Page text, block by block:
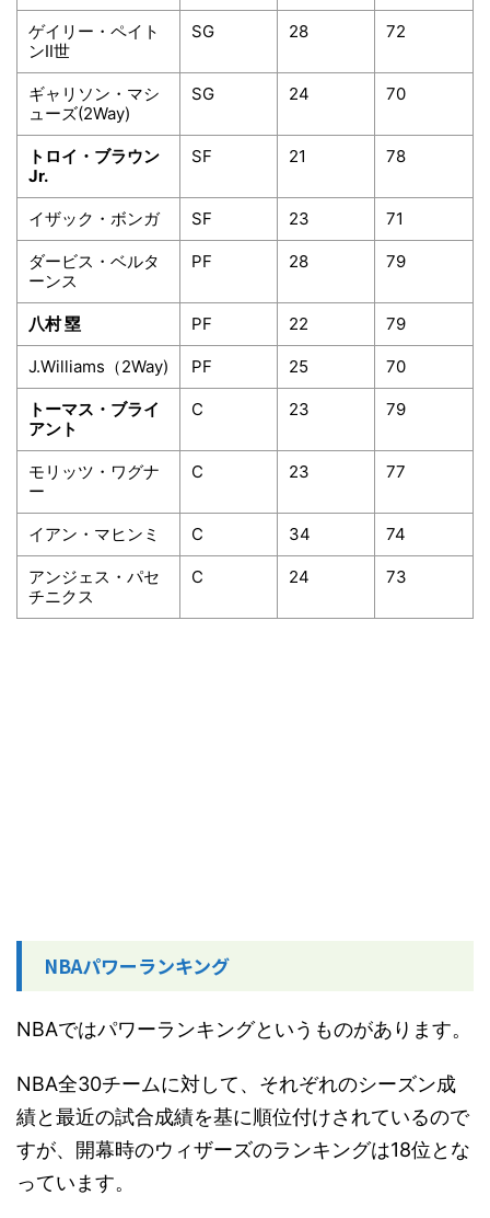
ゲイリー・ペイト
ンⅡ世
SG 28 72
ギャリソン・マシ
ューズ(2Way)
SG 24 70
トロイ・ブラウン
Jr.
SF 21 78
イザック・ボンガ SF 23 71
ダービス・ベルタ
ーンス
PF 28 79
八村 塁 PF 22 79
J.Williams（2Way) PF 25 70
トーマス・ブライ
アント
C 23 79
モリッツ・ワグナ
ー
C 23 77
イアン・マヒンミ C 34 74
アンジェス・パセ
チニクス
C 24 73
NBAパワーランキング
NBAではパワーランキングというものがあります。
NBA全30チームに対して、それぞれのシーズン成
績と最近の試合成績を基に順位付けされているので
すが、開幕時のウィザーズのランキングは18位とな
っています。